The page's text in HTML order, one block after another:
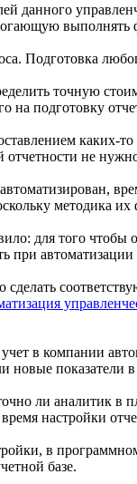
данного
выполнять
Подготовка
точную
на подготовку
отчетности не
автоматизирован,
методика
для того
при
в компании
новые
ли аналитик в
настройки
в
базе.